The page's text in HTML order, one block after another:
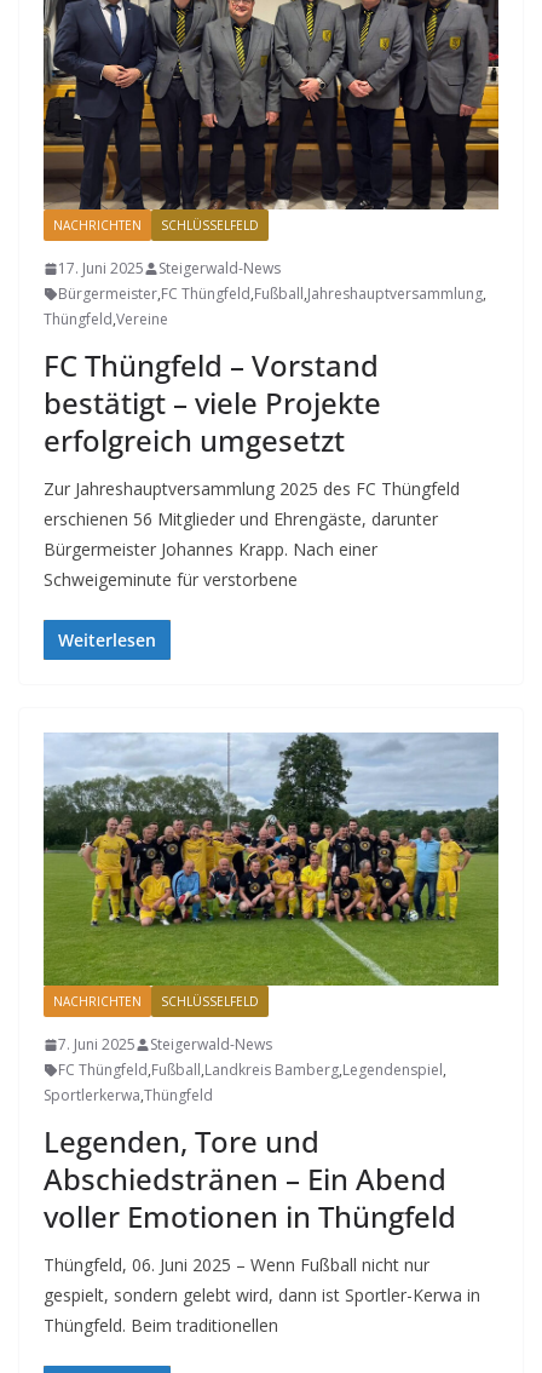
NACHRICHTEN SCHLÜSSELFELD
17. Juni 2025
Steigerwald-News
Bürgermeister,FC Thüngfeld,Fußball,Jahreshauptversammlung,
Thüngfeld,Vereine
FC Thüngfeld – Vorstand
bestätigt – viele Projekte
erfolgreich umgesetzt
Zur Jahreshauptversammlung 2025 des FC Thüngfeld
erschienen 56 Mitglieder und Ehrengäste, darunter
Bürgermeister Johannes Krapp. Nach einer
Schweigeminute für verstorbene
Weiterlesen
NACHRICHTEN SCHLÜSSELFELD
7. Juni 2025
Steigerwald-News
FC Thüngfeld,Fußball,Landkreis Bamberg,Legendenspiel,
Sportlerkerwa,Thüngfeld
Legenden, Tore und
Abschiedstränen – Ein Abend
voller Emotionen in Thüngfeld
Thüngfeld, 06. Juni 2025 – Wenn Fußball nicht nur
gespielt, sondern gelebt wird, dann ist Sportler-Kerwa in
Thüngfeld. Beim traditionellen